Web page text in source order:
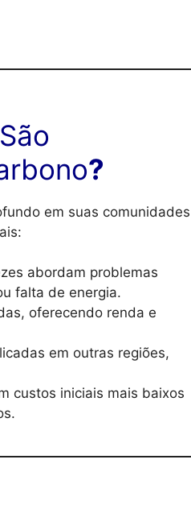
?
em suas comunidades
abordam problemas
falta de energia.
oferecendo renda e
em outras regiões,
custos iniciais mais baixos